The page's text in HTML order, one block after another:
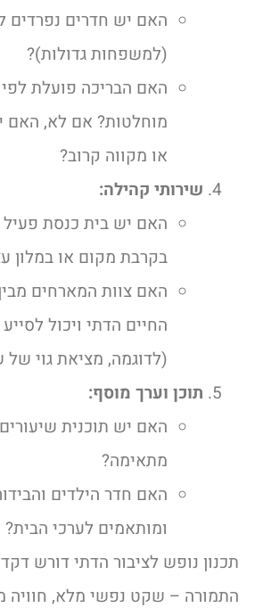
האם יש חדרים נפרדים
(למשפחות גדולות)?
האם הבריכה פועלת
מוחלטות? אם לא, האם
או מקווה קרוב?
שירותי קהילה:
האם יש בית כנסת פעיל
בקרבת מקום או במלון
האם צוות המארחים
החיים הדתי ויכול
(לדוגמה, מציאת גוי
תוכן וערך מוסף:
האם יש תוכנית
מתאימה?
האם חדר הילדים
ומותאמים לערכי הבית?
תכנון נופש לציבור הדתי דורש
התמורה – שקט נפשי מלא,